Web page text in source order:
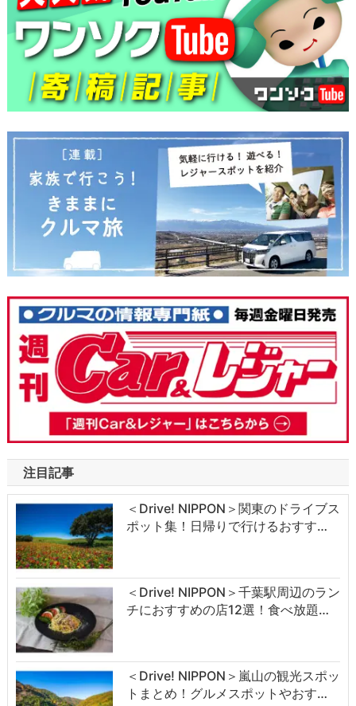
注目記事
＜Drive! NIPPON＞関東のドライブス
ポット集！日帰りで行けるおすす…
＜Drive! NIPPON＞千葉駅周辺のラン
チにおすすめの店12選！食べ放題…
＜Drive! NIPPON＞嵐山の観光スポッ
トまとめ！グルメスポットやおす…